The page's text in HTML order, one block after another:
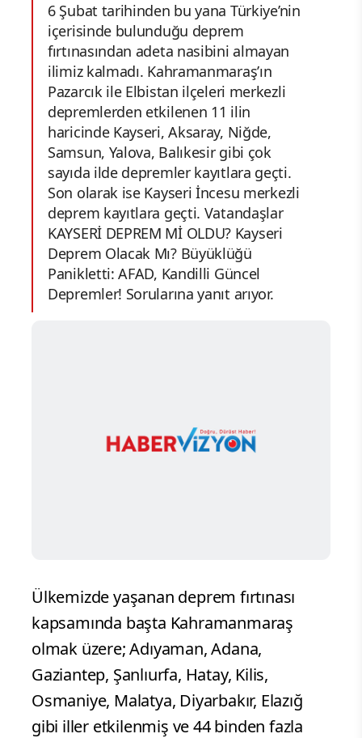
6 Şubat tarihinden bu yana Türkiye’nin
içerisinde bulunduğu deprem
fırtınasından adeta nasibini almayan
ilimiz kalmadı. Kahramanmaraş’ın
Pazarcık ile Elbistan ilçeleri merkezli
depremlerden etkilenen 11 ilin
haricinde Kayseri, Aksaray, Niğde,
Samsun, Yalova, Balıkesir gibi çok
sayıda ilde depremler kayıtlara geçti.
Son olarak ise Kayseri İncesu merkezli
deprem kayıtlara geçti. Vatandaşlar
KAYSERİ DEPREM Mİ OLDU? Kayseri
Deprem Olacak Mı? Büyüklüğü
Panikletti: AFAD, Kandilli Güncel
Depremler! Sorularına yanıt arıyor.
Ülkemizde yaşanan deprem fırtınası
kapsamında başta Kahramanmaraş
olmak üzere; Adıyaman, Adana,
Gaziantep, Şanlıurfa, Hatay, Kilis,
Osmaniye, Malatya, Diyarbakır, Elazığ
gibi iller etkilenmiş ve 44 binden fazla